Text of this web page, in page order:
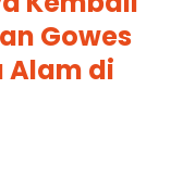
Gowes
Alam di